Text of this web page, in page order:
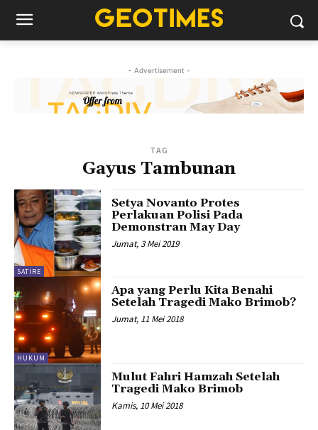
- Advertisement -
TAG
Gayus Tambunan
SATIRE
Setya Novanto Protes
Perlakuan Polisi Pada
Demonstran May Day
Jumat, 3 Mei 2019
HUKUM
Apa yang Perlu Kita Benahi
Setelah Tragedi Mako Brimob?
Jumat, 11 Mei 2018
Mulut Fahri Hamzah Setelah
Tragedi Mako Brimob
Kamis, 10 Mei 2018